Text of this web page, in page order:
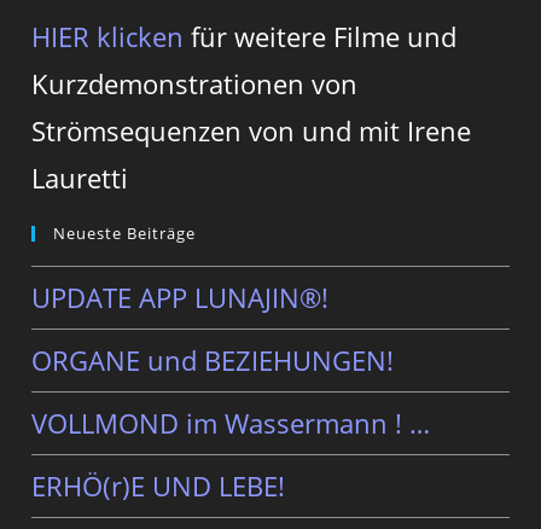
HIER klicken für weitere Filme und
Kurzdemonstrationen von
Strömsequenzen von und mit Irene
Lauretti
Neueste Beiträge
UPDATE APP LUNAJIN®!
ORGANE und BEZIEHUNGEN!
VOLLMOND im Wassermann ! …
ERHÖ(r)E UND LEBE!